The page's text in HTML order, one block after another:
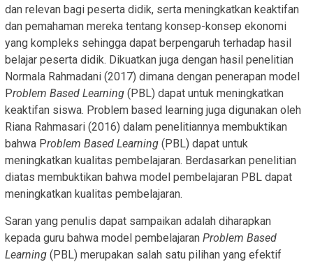
dan relevan bagi peserta didik, serta meningkatkan keaktifan
dan pemahaman mereka tentang konsep-konsep ekonomi
yang kompleks sehingga dapat berpengaruh terhadap hasil
belajar peserta didik. Dikuatkan juga dengan hasil penelitian
Normala Rahmadani (2017) dimana dengan penerapan model
Problem Based Learning (PBL) dapat untuk meningkatkan
keaktifan siswa. Problem based learning juga digunakan oleh
Riana Rahmasari (2016) dalam penelitiannya membuktikan
bahwa Problem Based Learning (PBL) dapat untuk
meningkatkan kualitas pembelajaran. Berdasarkan penelitian
diatas membuktikan bahwa model pembelajaran PBL dapat
meningkatkan kualitas pembelajaran.
Saran yang penulis dapat sampaikan adalah diharapkan
kepada guru bahwa model pembelajaran Problem Based
Learning (PBL) merupakan salah satu pilihan yang efektif